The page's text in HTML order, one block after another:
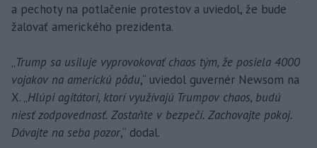
a pechoty na potlačenie protestov a uviedol, že bude
žalovať amerického prezidenta.
„Trump sa usiluje vyprovokovať chaos tým, že posiela 4000
vojakov na americkú pôdu,“ uviedol guvernér Newsom na
X. „Hlúpi agitátori, ktorí využívajú Trumpov chaos, budú
niesť zodpovednosť. Zostaňte v bezpečí. Zachovajte pokoj.
Dávajte na seba pozor,“ dodal.